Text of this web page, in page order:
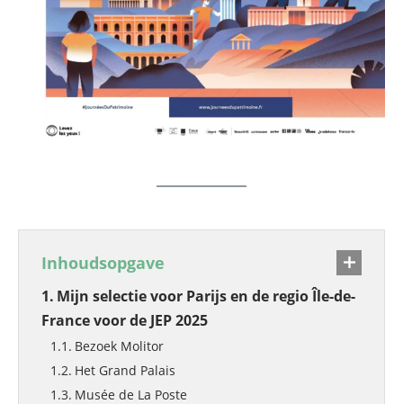
Inhoudsopgave
Mijn selectie voor Parijs en de regio Île-de-
France voor de JEP 2025
Bezoek Molitor
Het Grand Palais
Musée de La Poste